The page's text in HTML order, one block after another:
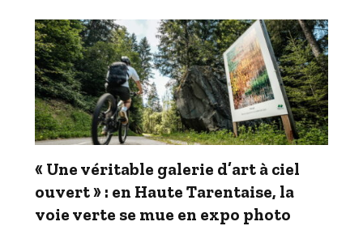
« Une véritable galerie d’art à ciel
ouvert » : en Haute Tarentaise, la
voie verte se mue en expo photo